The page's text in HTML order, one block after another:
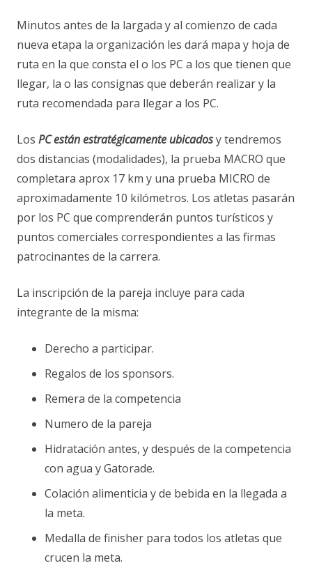
Minutos antes de la largada y al comienzo de cada
nueva etapa la organización les dará mapa y hoja de
ruta en la que consta el o los PC a los que tienen que
llegar, la o las consignas que deberán realizar y la
ruta recomendada para llegar a los PC.
Los PC están estratégicamente ubicadosy tendremos
dos distancias (modalidades), la prueba MACRO que
completara aprox 17 km y una prueba MICRO de
aproximadamente 10 kilómetros. Los atletas pasarán
por los PC que comprenderán puntos turísticos y
puntos comerciales correspondientes a las firmas
patrocinantes de la carrera.
La inscripción de la pareja incluye para cada
integrante de la misma:
Derecho a participar.
Regalos de los sponsors.
Remera de la competencia
Numero de la pareja
Hidratación antes, y después de la competencia
con agua y Gatorade.
Colación alimenticia y de bebida en la llegada a
la meta.
Medalla de finisher para todos los atletas que
crucen la meta.